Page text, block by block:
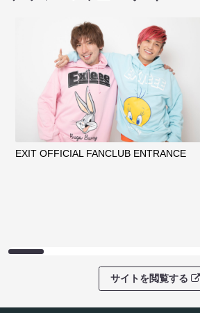
EXIT OFFICIAL FANCLUB ENTRANCE
サイトを閲覧する